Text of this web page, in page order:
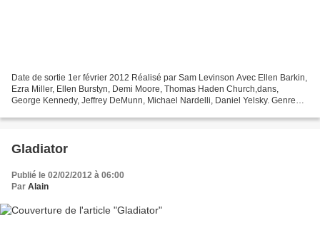
Date de sortie 1er février 2012 Réalisé par Sam Levinson Avec Ellen Barkin,
Ezra Miller, Ellen Burstyn, Demi Moore, Thomas Haden Church,dans,
George Kennedy, Jeffrey DeMunn, Michael Nardelli, Daniel Yelsky. Genre
Gladiator
Publié le 02/02/2012 à 06:00
Par Alain